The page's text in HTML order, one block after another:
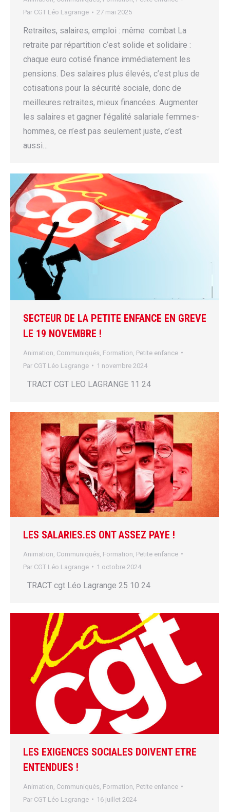
Par CGT Léo Lagrange 27 mai 2025
Retraites, salaires, emploi : même combat La
retraite par répartition c’est solide et solidaire :
chaque euro cotisé finance immédiatement les
pensions. Des salaires plus élevés, c’est plus de
cotisations pour la sécurité sociale, donc de
meilleures retraites, mieux financées. Augmenter
les salaires et gagner l’égalité salariale femmes-
hommes, ce n’est pas seulement juste, c’est
aussi…
SECTEUR DE LA PETITE ENFANCE EN GREVE
LE 19 NOVEMBRE !
Animation Communiqués Formation Petite enfance
Par CGT Léo Lagrange 1 novembre 2024
TRACT CGT LEO LAGRANGE 11 24
LES SALARIES.ES ONT ASSEZ PAYE !
Animation Communiqués Formation Petite enfance
Par CGT Léo Lagrange 1 octobre 2024
TRACT cgt Léo Lagrange 25 10 24
LES EXIGENCES SOCIALES DOIVENT ETRE
ENTENDUES !
Animation Communiqués Formation Petite enfance
Par CGT Léo Lagrange 16 juillet 2024